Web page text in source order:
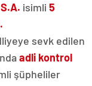
isimli 5
sevk edilen
adli kontrol
şüpheliler